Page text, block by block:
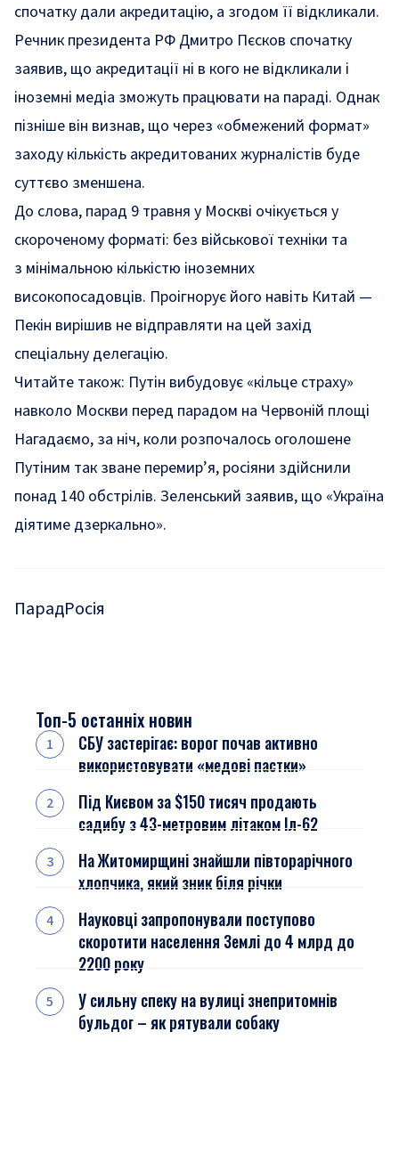
спочатку дали акредитацію, а згодом її відкликали.
Речник президента РФ Дмитро Пєсков спочатку
заявив, що акредитації ні в кого не відкликали і
іноземні медіа зможуть працювати на параді. Однак
пізніше він визнав, що через «обмежений формат»
заходу кількість акредитованих журналістів буде
суттєво зменшена.
До слова, парад 9 травня у Москві очікується у
скороченому форматі: без військової техніки та
з мінімальною кількістю іноземних
високопосадовців. Проігнорує його навіть Китай —
Пекін вирішив не відправляти на цей захід
спеціальну делегацію.
Читайте також: Путін вибудовує «кільце страху»
навколо Москви перед парадом на Червоній площі
Нагадаємо, за ніч, коли розпочалось оголошене
Путіним так зване перемир’я, росіяни здійснили
понад 140 обстрілів. Зеленський заявив, що «Україна
діятиме дзеркально».
ПарадРосія
Топ-5 останніх новин
СБУ застерігає: ворог почав активно
використовувати «медові пастки»
Під Києвом за $150 тисяч продають
садибу з 43-метровим літаком Іл-62
На Житомирщині знайшли півторарічного
хлопчика, який зник біля річки
Науковці запропонували поступово
скоротити населення Землі до 4 млрд до
2200 року
У сильну спеку на вулиці знепритомнів
бульдог – як рятували собаку